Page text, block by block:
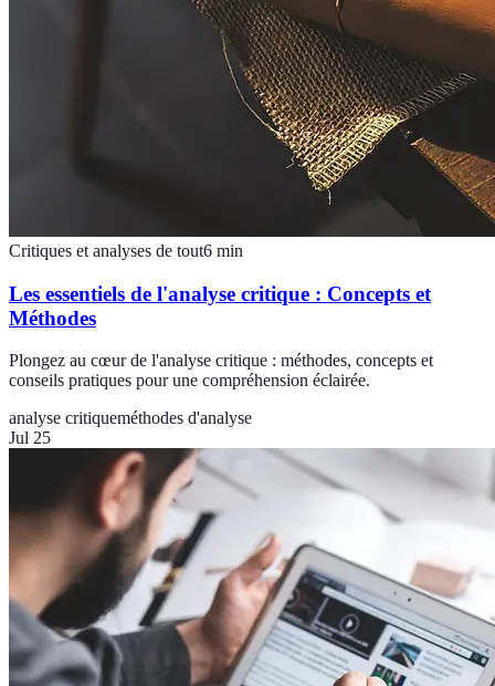
Critiques et analyses de tout6 min
Les essentiels de l'analyse critique : Concepts et
Méthodes
Plongez au cœur de l'analyse critique : méthodes, concepts et
conseils pratiques pour une compréhension éclairée.
analyse critiqueméthodes d'analyse
Jul 25